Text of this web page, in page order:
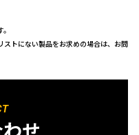
トにない製品をお求めの場合は、お問